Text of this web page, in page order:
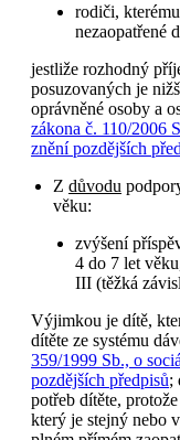
rodiči,
nezaopatřené
jestliže rozhodný
posuzovaných je
oprávněné osoby a
zákona č. 110/2006
znění pozdějších
Z důvodu
věku:
zvýšení
4 do 7 let
III (těžká
Výjimkou je dítě,
dítěte ze systému
359/1999 Sb., o
pozdějších předpisů;
potřeb dítěte,
který je stejný nebo